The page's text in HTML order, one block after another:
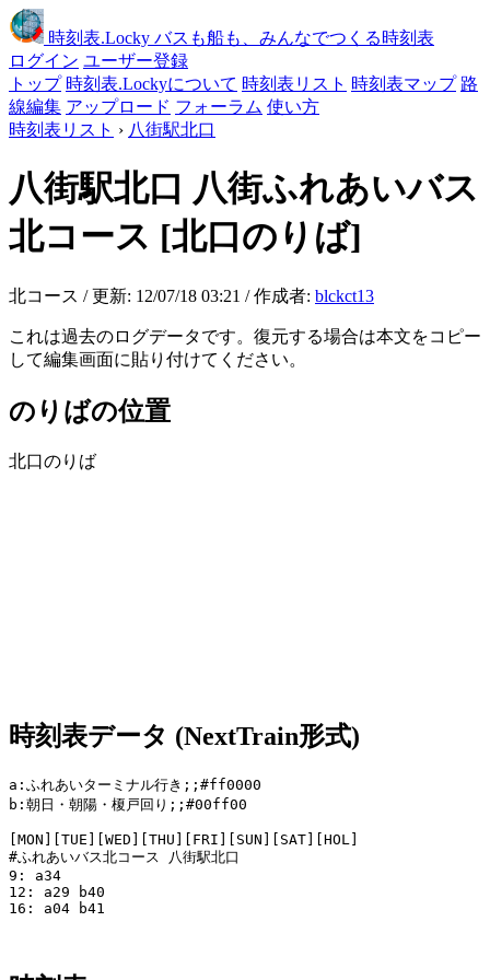
時刻表.Locky バスも船も、みんなでつくる時刻表
ログイン ユーザー登録
トップ 時刻表.Lockyについて 時刻表リスト 時刻表マップ 路
線編集 アップロード フォーラム 使い方
時刻表リスト › 八街駅北口
八街駅北口 八街ふれあいバス
北コース [北口のりば]
北コース / 更新: 12/07/18 03:21 / 作成者: blckct13
これは過去のログデータです。復元する場合は本文をコピー
して編集画面に貼り付けてください。
のりばの位置
北口のりば
時刻表データ (NextTrain形式)
a:ふれあいターミナル行き;;#ff0000
b:朝日・朝陽・榎戸回り;;#00ff00
[MON][TUE][WED][THU][FRI][SUN][SAT][HOL]
#ふれあいバス北コース 八街駅北口
9: a34
12: a29 b40
16: a04 b41